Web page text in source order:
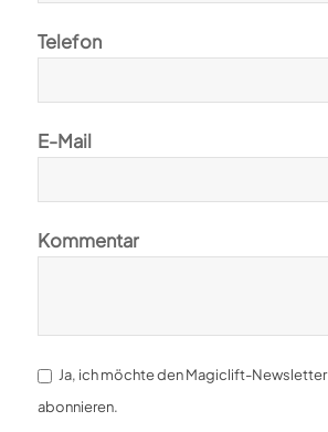
Telefon
E-Mail
Kommentar
Ja, ich möchte den Magiclift-Newsletter
abonnieren.